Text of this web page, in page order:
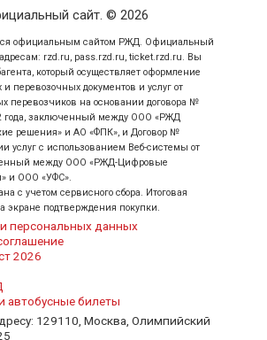
сайт. © 2026
официальным сайтом РЖД. Официальный
rzd.ru, pass.rzd.ru, ticket.rzd.ru. Вы
который осуществляет оформление
перевозочных документов и услуг от
перевозчиков на основании договора №
года, заключенный между ООО «РЖД
решения» и АО «ФПК», и Договор №
услуг с использованием Веб-системы от
между ООО «РЖД-Цифровые
и ООО «УФС».
с учетом сервисного сбора. Итоговая
экране подтверждения покупки.
персональных данных
2026
билеты
129110, Москва, Олимпийский